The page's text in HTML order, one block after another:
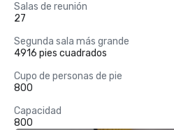
Salas de reunión
27
Segunda sala más grande
4916 pies cuadrados
Cupo de personas de pie
800
Capacidad
800